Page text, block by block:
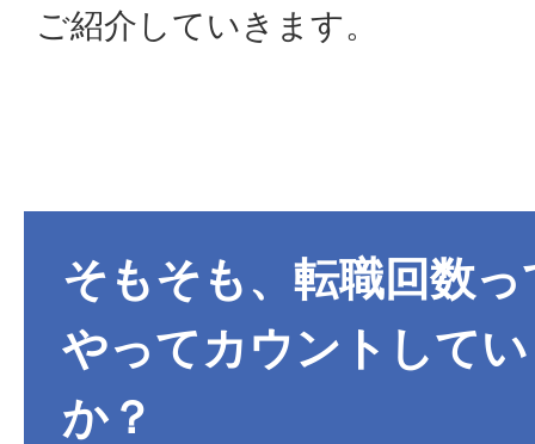
ご紹介していきます。
そもそも、転職回数
やってカウントして
か？